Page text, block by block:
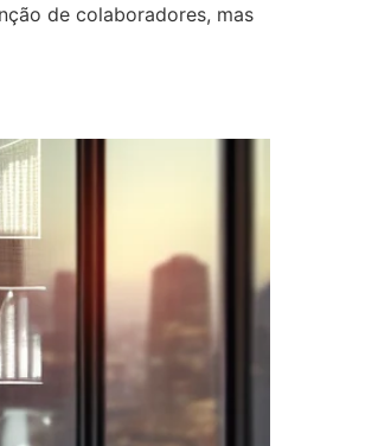
de colaboradores, mas